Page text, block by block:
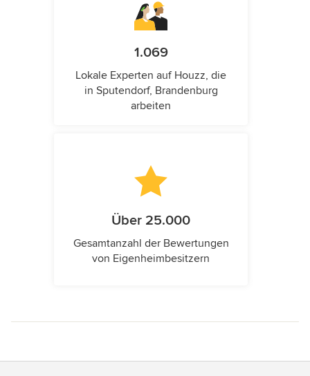
1.069
Lokale Experten auf Houzz, die
in Sputendorf, Brandenburg
arbeiten
Über 25.000
Gesamtanzahl der Bewertungen
von Eigenheimbesitzern